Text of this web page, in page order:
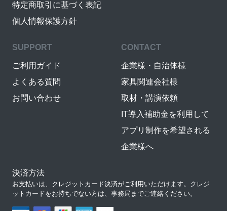
特定商取引に基づく表記
個人情報保護方針
SUPPORT
ご利用ガイド
よくある質問
お問い合わせ
CONTACT
企業様・自治体様
家具関連会社様
取材・講演依頼
IT導入補助金を利用して
アプリ制作を希望される
企業様へ
決済方法
お支払いは、クレジットカード決済がご利用いただけます。クレジ
ットカードをお持ちでない方は、事務局までご連絡ください。